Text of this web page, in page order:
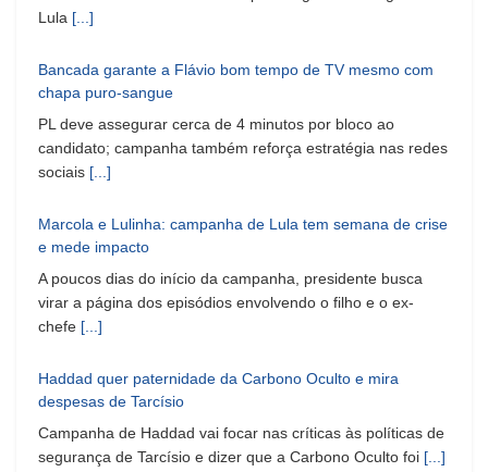
Lula [...]
Bancada garante a Flávio bom tempo de TV mesmo com
chapa puro-sangue
PL deve assegurar cerca de 4 minutos por bloco ao
candidato; campanha também reforça estratégia nas redes
sociais [...]
Marcola e Lulinha: campanha de Lula tem semana de crise
e mede impacto
A poucos dias do início da campanha, presidente busca
virar a página dos episódios envolvendo o filho e o ex-
chefe [...]
Haddad quer paternidade da Carbono Oculto e mira
despesas de Tarcísio
Campanha de Haddad vai focar nas críticas às políticas de
segurança de Tarcísio e dizer que a Carbono Oculto foi [...]